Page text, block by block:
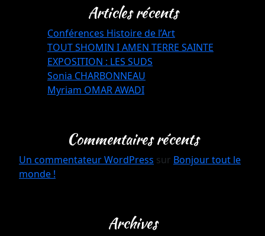
Articles récents
Conférences Histoire de l’Art
TOUT SHOMIN I AMEN TERRE SAINTE
EXPOSITION : LES SUDS
Sonia CHARBONNEAU
Myriam OMAR AWADI
Commentaires récents
Un commentateur WordPress sur Bonjour tout le
monde !
Archives